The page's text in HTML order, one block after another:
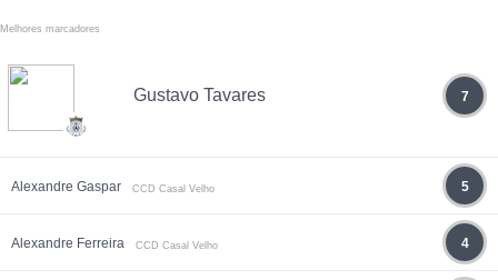
Melhores marcadores
Gustavo Tavares 7
Alexandre Gaspar CCD Casal Velho 5
Alexandre Ferreira CCD Casal Velho 4